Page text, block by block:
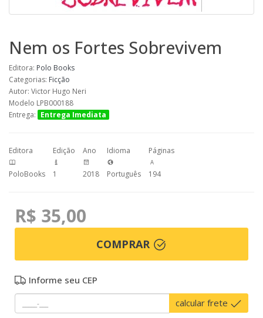
Nem os Fortes Sobrevivem
Editora: Polo Books
Categorias: Ficção
Autor: Victor Hugo Neri
Modelo LPB000188
Entrega: Entrega Imediata
Editora
PoloBooks
Edição
1
Ano
2018
Idioma
Português
Páginas
194
R$ 35,00
COMPRAR
Informe seu CEP
calcular frete